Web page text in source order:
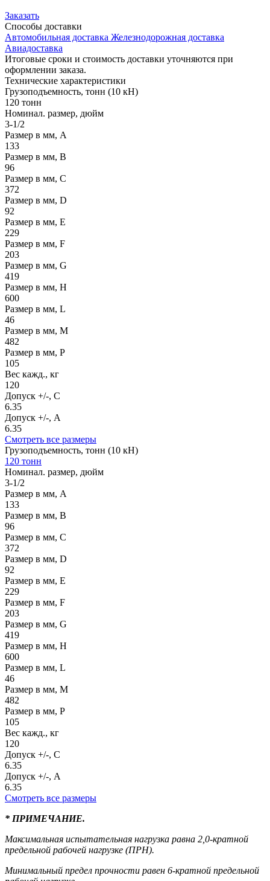
Заказать
Способы доставки
Автомобильная доставка Железнодорожная доставка
Авиадоставка
Итоговые сроки и стоимость доставки уточняются при
оформлении заказа.
Технические характеристики
Грузоподъемность, тонн (10 кН)
120 тонн
Номинал. размер, дюйм
3-1/2
Размер в мм, А
133
Размер в мм, В
96
Размер в мм, С
372
Размер в мм, D
92
Размер в мм, E
229
Размер в мм, F
203
Размер в мм, G
419
Размер в мм, H
600
Размер в мм, L
46
Размер в мм, M
482
Размер в мм, P
105
Вес кажд., кг
120
Допуск +/-, C
6.35
Допуск +/-, A
6.35
Смотреть все размеры
Грузоподъемность, тонн (10 кН)
120 тонн
Номинал. размер, дюйм
3-1/2
Размер в мм, А
133
Размер в мм, В
96
Размер в мм, С
372
Размер в мм, D
92
Размер в мм, E
229
Размер в мм, F
203
Размер в мм, G
419
Размер в мм, H
600
Размер в мм, L
46
Размер в мм, M
482
Размер в мм, P
105
Вес кажд., кг
120
Допуск +/-, C
6.35
Допуск +/-, A
6.35
Смотреть все размеры
* ПРИМЕЧАНИЕ.
Максимальная испытательная нагрузка равна 2,0-кратной
предельной рабочей нагрузке (ПРН).
Минимальный предел прочности равен 6-кратной предельной